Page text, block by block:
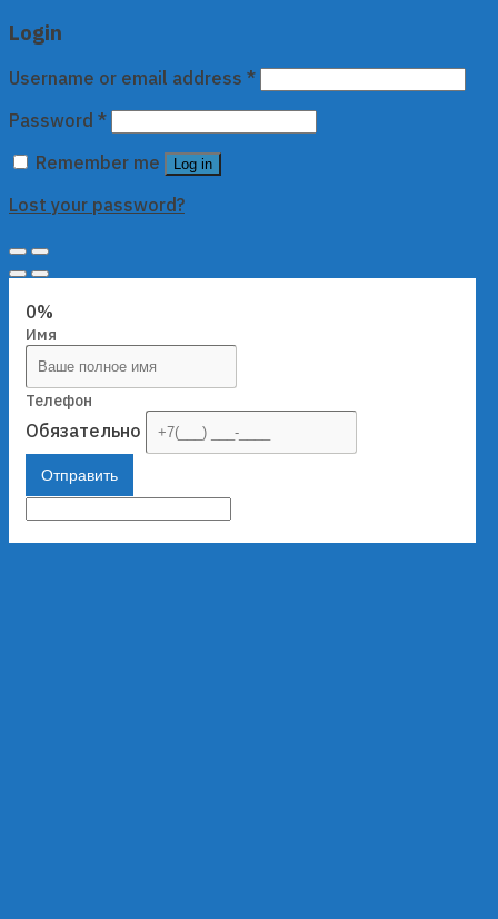
Login
Username or email address *
Password *
Remember me
Log in
Lost your password?
0%
Имя
Телефон
Обязательно
Отправить